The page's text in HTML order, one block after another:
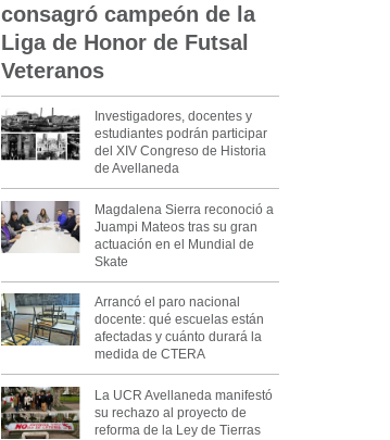
consagró campeón de la
Liga de Honor de Futsal
Veteranos
Investigadores, docentes y
estudiantes podrán participar
del XIV Congreso de Historia
de Avellaneda
Magdalena Sierra reconoció a
Juampi Mateos tras su gran
actuación en el Mundial de
Skate
Arrancó el paro nacional
docente: qué escuelas están
afectadas y cuánto durará la
medida de CTERA
La UCR Avellaneda manifestó
su rechazo al proyecto de
reforma de la Ley de Tierras